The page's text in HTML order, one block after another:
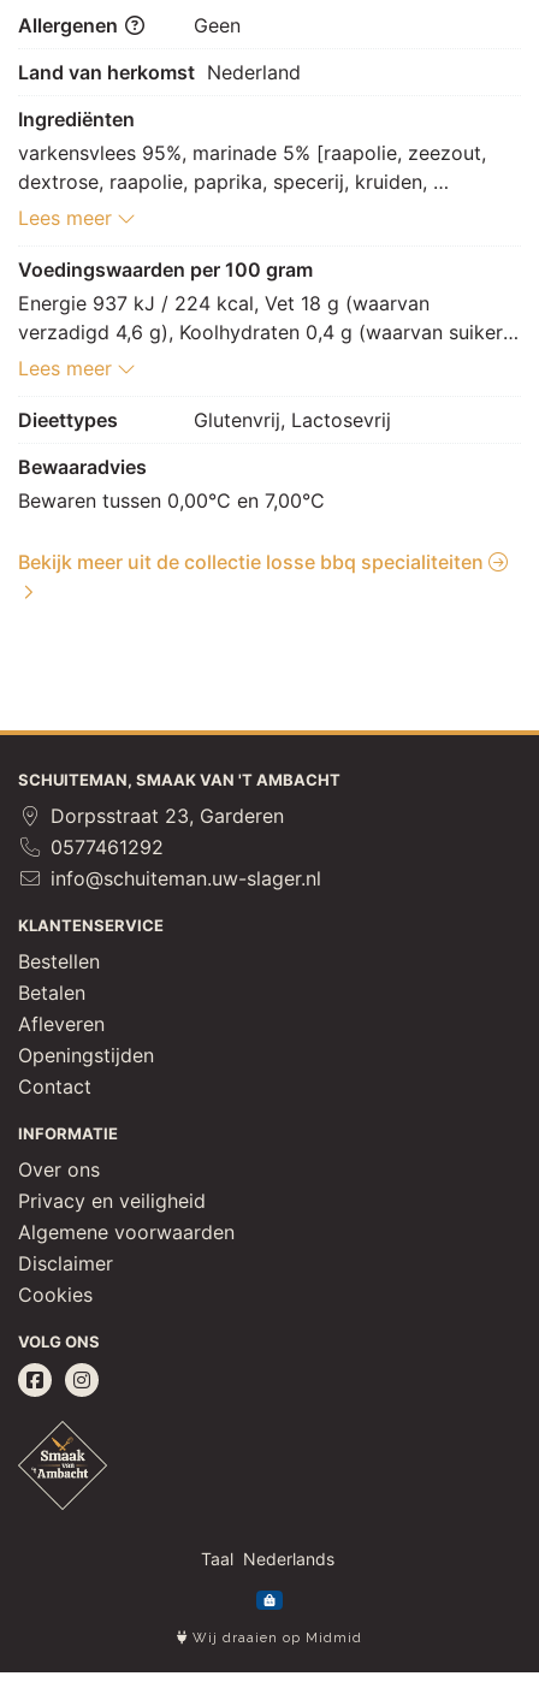
Allergenen
Geen
Land van herkomst Nederland
Ingrediënten
varkensvlees 95%, marinade 5% [raapolie, zeezout,
dextrose, raapolie, paprika, specerij, kruiden,
peterselie, suiker, antioxidant: E307]
Lees meer
Voedingswaarden per 100 gram
Energie 937 kJ / 224 kcal, Vet 18 g (waarvan
verzadigd 4,6 g), Koolhydraten 0,4 g (waarvan suikers
0,4 g), Vezels 0,1 g, Eiwitten 14,9 g, Zout 0,9 g.
Lees meer
Dieettypes
Glutenvrij, Lactosevrij
Bewaaradvies
Bewaren tussen 0,00°C en 7,00°C
Bekijk meer uit de collectie losse bbq specialiteiten
SCHUITEMAN, SMAAK VAN 'T AMBACHT
Dorpsstraat 23, Garderen
0577461292
info@schuiteman.uw-slager.nl
KLANTENSERVICE
Bestellen
Betalen
Afleveren
Openingstijden
Contact
INFORMATIE
Over ons
Privacy en veiligheid
Algemene voorwaarden
Disclaimer
Cookies
VOLG ONS
Taal
Wij draaien op Midmid